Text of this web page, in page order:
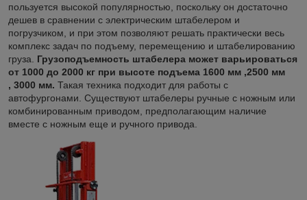
пользуется высокой популярностью, поскольку он достаточно
дешев в сравнении с электрическим штабелером и
погрузчиком, и при этом позволяют решать практически весь
комплекс задач по подъему, перемещению и штабелированию
груза.
Грузоподъемность штабелера может варьироваться
от 1000 до 2000 кг при высоте подъема 1600 мм ,2500 мм
, 3000 мм. Такая техника подходит для работы с
автофургонами. Существуют штабелеры ручные с ножным или
комбинированным приводом, предполагающим наличие
вместе с ножным еще и ручного привода.